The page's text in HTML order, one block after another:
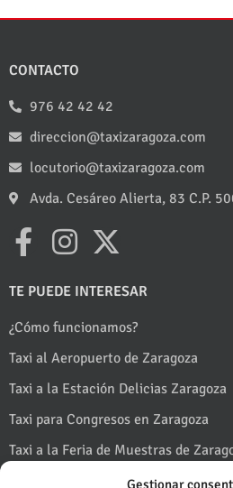
Gestionar
CONTACTO
976 42 42 42
direccion@taxizaragoza.com
locutorio@taxizaragoza.com
Avda. Cesáreo Alierta, 83 C.P.
TE PUEDE INTERESAR
¿Cómo funcionamos?
Taxi al Aeropuerto de Zaragoza
Taxi a la Estación Delicias Zaragoza
Taxi para Congresos en Zaragoza
Taxi a la Feria de Muestras de
Taxi a Puerto Venecia